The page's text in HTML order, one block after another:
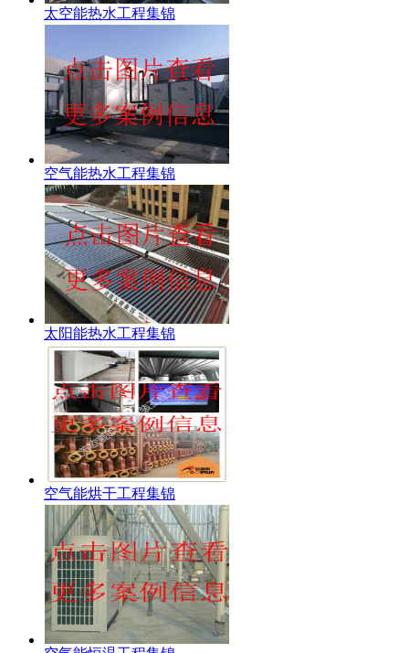
太空能热水工程集锦
空气能热水工程集锦
太阳能热水工程集锦
空气能烘干工程集锦